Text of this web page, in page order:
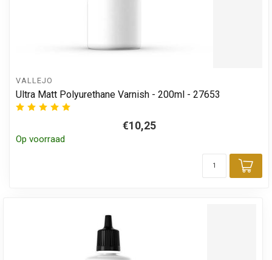
VALLEJO
Ultra Matt Polyurethane Varnish - 200ml - 27653
€10,25
Op voorraad